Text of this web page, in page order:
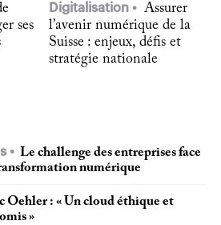
ses
Digitalisation
Assurer
l’avenir numérique de la
Suisse : enjeux, défis et
stratégie nationale
Le challenge des entreprises face
numérique
Oehler : « Un cloud éthique et
»